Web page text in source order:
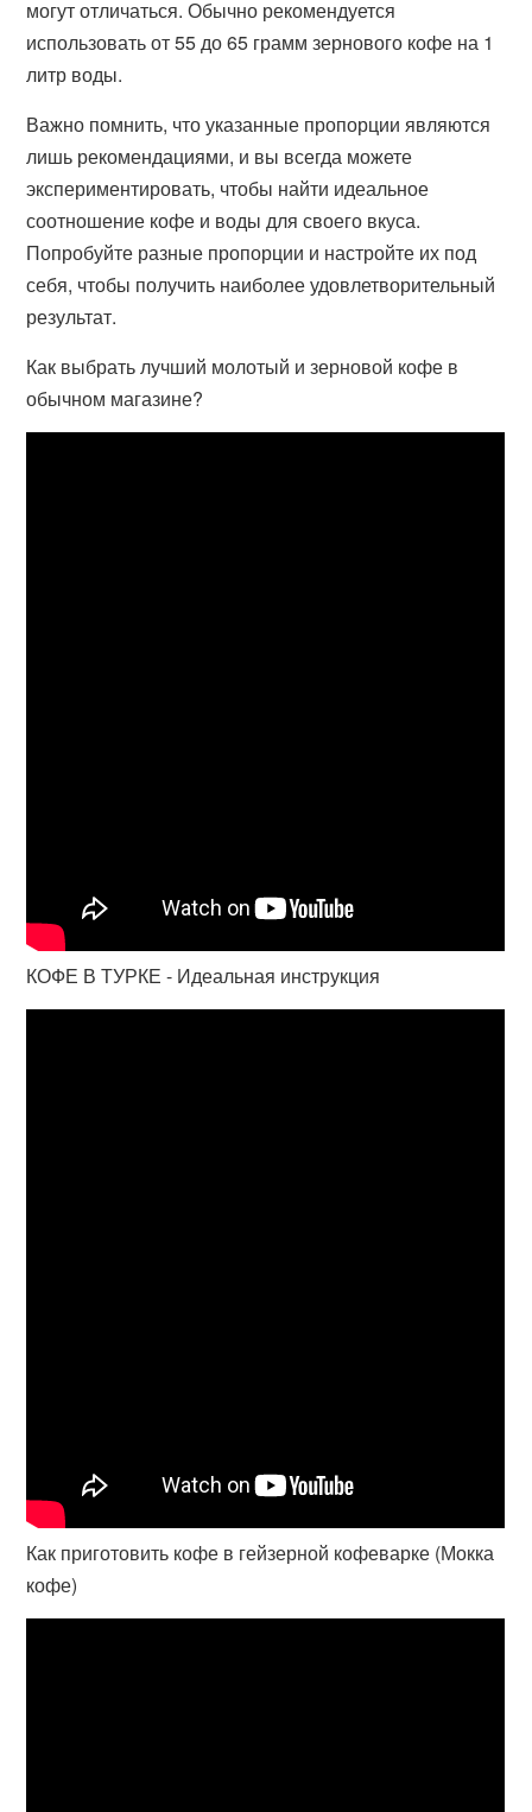
могут отличаться. Обычно рекомендуется
использовать от 55 до 65 грамм зернового кофе на 1
литр воды.
Важно помнить, что указанные пропорции являются
лишь рекомендациями, и вы всегда можете
экспериментировать, чтобы найти идеальное
соотношение кофе и воды для своего вкуса.
Попробуйте разные пропорции и настройте их под
себя, чтобы получить наиболее удовлетворительный
результат.
Как выбрать лучший молотый и зерновой кофе в
обычном магазине?
КОФЕ В ТУРКЕ - Идеальная инструкция
Как приготовить кофе в гейзерной кофеварке (Мокка
кофе)